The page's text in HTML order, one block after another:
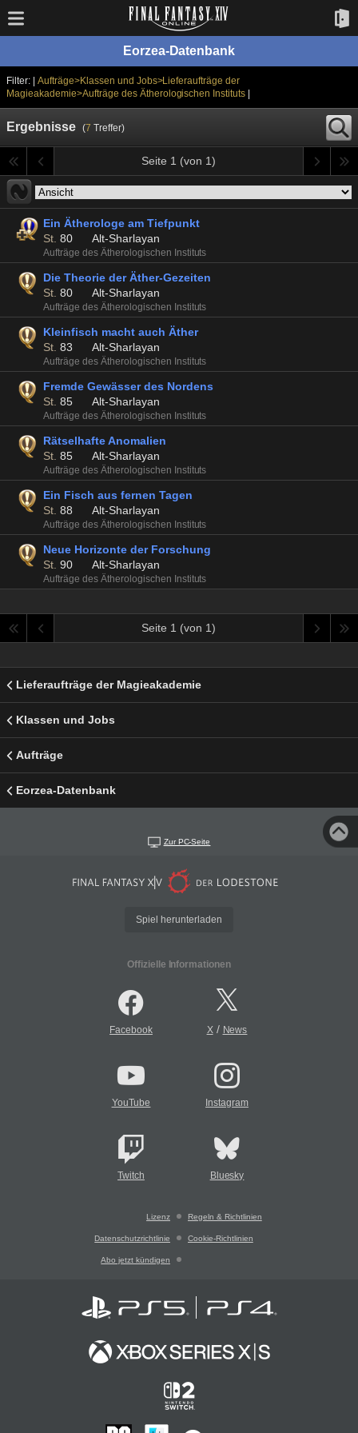
Eorzea-Datenbank
Filter: | Aufträge>Klassen und Jobs>Lieferaufträge der
Magieakademie>Aufträge des Ätherologischen Instituts
Ergebnisse (7 Treffer)
Seite 1 (von 1)
Ein Ätherologe am Tiefpunkt
St. 80 Alt-Sharlayan
Aufträge des Ätherologischen Instituts
Die Theorie der Äther-Gezeiten
St. 80 Alt-Sharlayan
Aufträge des Ätherologischen Instituts
Kleinfisch macht auch Äther
St. 83 Alt-Sharlayan
Aufträge des Ätherologischen Instituts
Fremde Gewässer des Nordens
St. 85 Alt-Sharlayan
Aufträge des Ätherologischen Instituts
Rätselhafte Anomalien
St. 85 Alt-Sharlayan
Aufträge des Ätherologischen Instituts
Ein Fisch aus fernen Tagen
St. 88 Alt-Sharlayan
Aufträge des Ätherologischen Instituts
Neue Horizonte der Forschung
St. 90 Alt-Sharlayan
Aufträge des Ätherologischen Instituts
Seite 1 (von 1)
Lieferaufträge der Magieakademie
Klassen und Jobs
Aufträge
Eorzea-Datenbank
Zur PC-Seite
Spiel herunterladen
Offizielle Informationen
Facebook X/ News
YouTube Instagram
Twitch Bluesky
Lizenz Regeln & Richtlinien
Datenschutzrichtlinie Cookie-Richtlinien
Abo jetzt kündigen